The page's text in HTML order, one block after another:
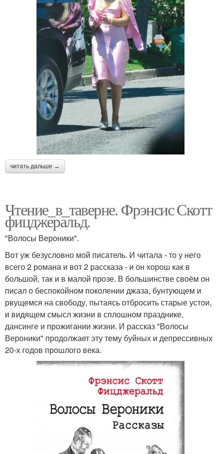
читать дальше →
Чтение_в_таверне. Фрэнсис Скотт
фицджеральд.
"Волосы Вероники".
Вот уж безусловно мой писатель. И читала - то у него
всего 2 романа и вот 2 рассказа - и он хорош как в
большой, так и в малой прозе. В большинстве своём он
писал о беспокойном поколении джаза, бунтующем и
рвущемся на свободу, пытаясь отбросить старые устои,
и видящем смысл жизни в сплошном празднике,
дансинге и прожигании жизни. И рассказ "Волосы
Вероники" продолжает эту тему буйных и депрессивных
20-х годов прошлого века.